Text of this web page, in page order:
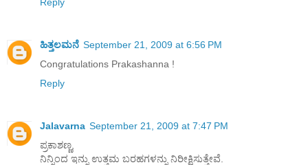
ಹಿತ್ತಲಮನೆ September 21, 2009 at 6:56 PM
Congratulations Prakashanna !
Reply
Jalavarna September 21, 2009 at 7:47 PM
ಪ್ರಕಾಶಣ್ಣ,
ನಿನ್ನಿಂದ ಇನ್ನು ಉತ್ತಮ ಬರಹಗಳನ್ನು ನಿರೀಕ್ಷಿಸುತ್ತೇವೆ.